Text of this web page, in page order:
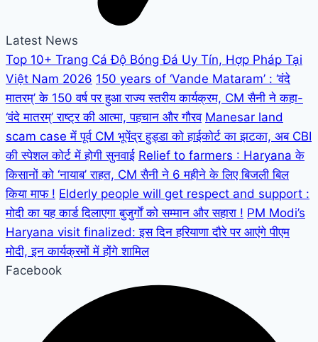
Latest News
Top 10+ Trang Cá Độ Bóng Đá Uy Tín, Hợp Pháp Tại
Việt Nam 2026 150 years of ‘Vande Mataram’ : ‘वंदे
मातरम्’ के 150 वर्ष पर हुआ राज्य स्तरीय कार्यक्रम, CM सैनी ने कहा-
‘वंदे मातरम्’ राष्ट्र की आत्मा, पहचान और गौरव Manesar land
scam case में पूर्व CM भूपेंद्र हुड्डा को हाईकोर्ट का झटका, अब CBI
की स्पेशल कोर्ट में होगी सुनवाई Relief to farmers : Haryana के
किसानों को ‘नायाब’ राहत, CM सैनी ने 6 महीने के लिए बिजली बिल
किया माफ ! Elderly people will get respect and support :
मोदी का यह कार्ड दिलाएगा बुजुर्गों को सम्मान और सहारा ! PM Modi’s
Haryana visit finalized: इस दिन हरियाणा दौरे पर आएंगे पीएम
मोदी, इन कार्यक्रमों में होंगे शामिल
Facebook